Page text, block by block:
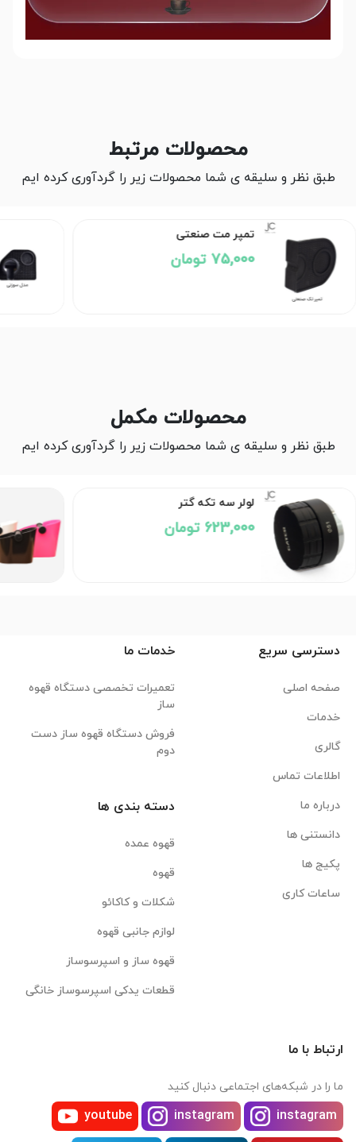
محصولات مرتبط
طبق نظر و سلیقه ی شما محصولات زیر را گردآوری کرده ایم
تمپر مت صنعتی
75,000 تومان
محصولات مکمل
طبق نظر و سلیقه ی شما محصولات زیر را گردآوری کرده ایم
لولر سه تکه گتر
623,000 تومان
دسترسی سریع
صفحه اصلی
خدمات
گالری
اطلاعات تماس
درباره ما
دانستنی ها
پکیج ها
ساعات کاری
خدمات ما
تعمیرات تخصصی دستگاه قهوه
ساز
فروش دستگاه قهوه ساز دست
دوم
دسته بندی ها
قهوه عمده
قهوه
شکلات و کاکائو
لوازم جانبی قهوه
قهوه ساز و اسپرسوساز
قطعات یدکی اسپرسوساز خانگی
ارتباط با ما
ما را در شبکه‌های اجتماعی دنبال کنید
instagram
instagram
youtube